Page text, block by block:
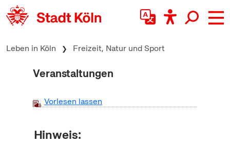
zum Inhalt springen
Leben in Köln Freizeit, Natur und Sport
Veranstaltungen
Vorlesen lassen
Hinweis: